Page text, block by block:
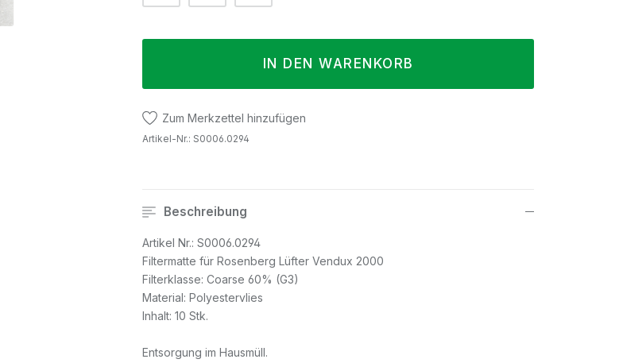
IN DEN WARENKORB
Zum Merkzettel hinzufügen
Artikel-Nr.: S0006.0294
Beschreibung
Artikel Nr.: S0006.0294
Filtermatte für Rosenberg Lüfter Vendux 2000
Filterklasse: Coarse 60% (G3)
Material: Polyestervlies
Inhalt: 10 Stk.
Entsorgung im Hausmüll.